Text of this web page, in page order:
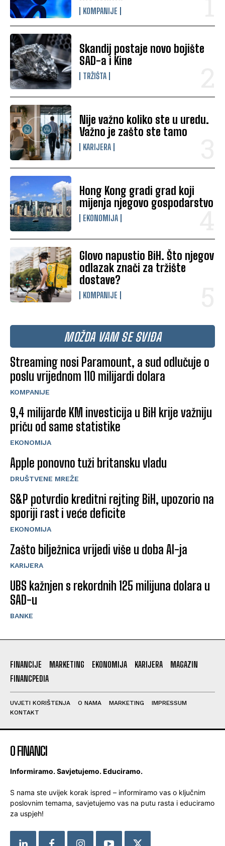
KOMPANIJE
Skandij postaje novo bojište
SAD-a i Kine
TRŽIŠTA
Nije važno koliko ste u uredu.
Važno je zašto ste tamo
KARIJERA
Hong Kong gradi grad koji
mijenja njegovo gospodarstvo
EKONOMIJA
Glovo napustio BiH. Što njegov
odlazak znači za tržište
dostave?
KOMPANIJE
MOŽDA VAM SE SVIĐA
Streaming nosi Paramount, a sud odlučuje o
poslu vrijednom 110 milijardi dolara
KOMPANIJE
9,4 milijarde KM investicija u BiH krije važniju
priču od same statistike
EKONOMIJA
Apple ponovno tuži britansku vladu
DRUŠTVENE MREŽE
S&P potvrdio kreditni rejting BiH, upozorio na
sporiji rast i veće deficite
EKONOMIJA
Zašto bilježnica vrijedi više u doba AI-ja
KARIJERA
UBS kažnjen s rekordnih 125 milijuna dolara u
SAD-u
BANKE
FINANCIJE MARKETING EKONOMIJA KARIJERA
MAGAZIN
FINANCPEDIA
UVJETI KORIŠTENJA O NAMA MARKETING
IMPRESSUM
KONTAKT
O FINANCI
Informiramo. Savjetujemo. Educiramo.
S nama ste uvijek korak ispred – informiramo vas o ključnim
poslovnim temama, savjetujemo vas na putu rasta i educiramo
za uspjeh!